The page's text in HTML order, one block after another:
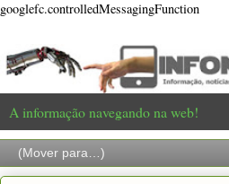
googlefc.controlledMessagingFunction
A informação navegando na web!